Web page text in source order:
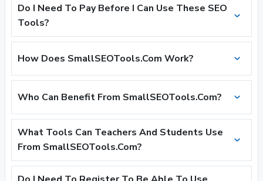
Do I Need To Pay Before I Can Use These SEO
Tools?
How Does SmallSEOTools.Com Work?
Who Can Benefit From SmallSEOTools.Com?
What Tools Can Teachers And Students Use
From SmallSEOTools.Com?